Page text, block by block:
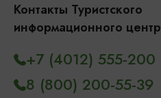
Контакты Туристского
информационного
+7 (4012) 555-200
8 (800) 200-55-39